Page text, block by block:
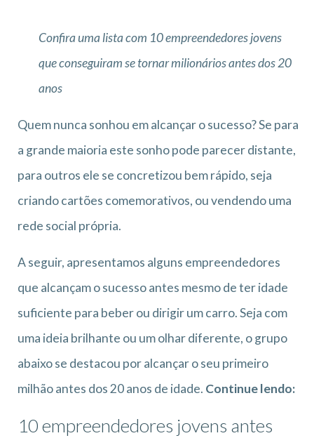
Confira uma lista com 10 empreendedores jovens
que conseguiram se tornar milionários antes dos 20
anos
Quem nunca sonhou em alcançar o sucesso? Se para
a grande maioria este sonho pode parecer distante,
para outros ele se concretizou bem rápido, seja
criando cartões comemorativos, ou vendendo uma
rede social própria.
A seguir, apresentamos alguns empreendedores
que alcançam o sucesso antes mesmo de ter idade
suficiente para beber ou dirigir um carro. Seja com
uma ideia brilhante ou um olhar diferente, o grupo
abaixo se destacou por alcançar o seu primeiro
milhão antes dos 20 anos de idade. Continue lendo:
10 empreendedores jovens antes